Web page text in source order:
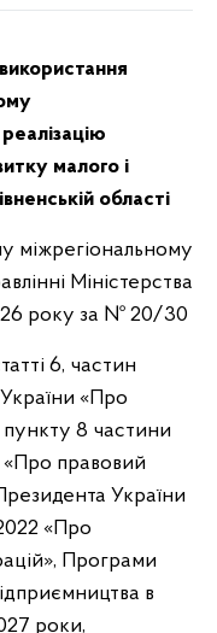
малого і
області
міжрегіональному
Міністерства
року за № 20/30
6, частин
«Про
пункту 8 частини
«Про правовий
України
«Про
Програми
в
роки,